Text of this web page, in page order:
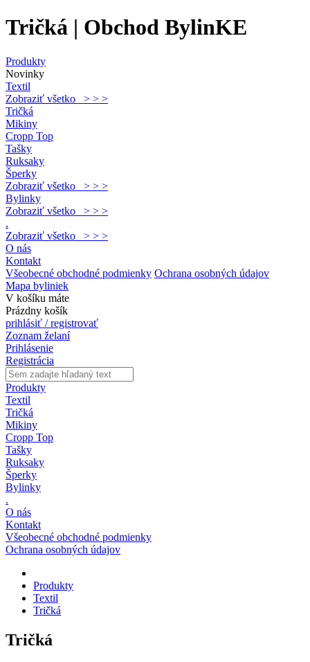
Tričká | Obchod BylinKE
Produkty
Novinky
Textil
Zobraziť všetko > > >
Tričká
Mikiny
Cropp Top
Tašky
Ruksaky
Šperky
Zobraziť všetko > > >
Bylinky
Zobraziť všetko > > >
.
Zobraziť všetko > > >
O nás
Kontakt
Všeobecné obchodné podmienky Ochrana osobných údajov
Mapa byliniek
V košíku máte
Prázdny košík
prihlásiť / registrovať
Zoznam želaní
Prihlásenie
Registrácia
Produkty
Textil
Tričká
Mikiny
Cropp Top
Tašky
Ruksaky
Šperky
Bylinky
.
O nás
Kontakt
Všeobecné obchodné podmienky
Ochrana osobných údajov
Produkty
Textil
Tričká
Tričká